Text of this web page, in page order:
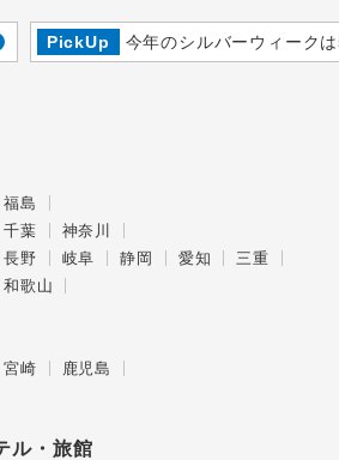
PickUp 今年のシルバーウィークは
福島
千葉
神奈川
長野 岐阜 静岡 愛知
三重
和歌山
宮崎
鹿児島
ル・旅館